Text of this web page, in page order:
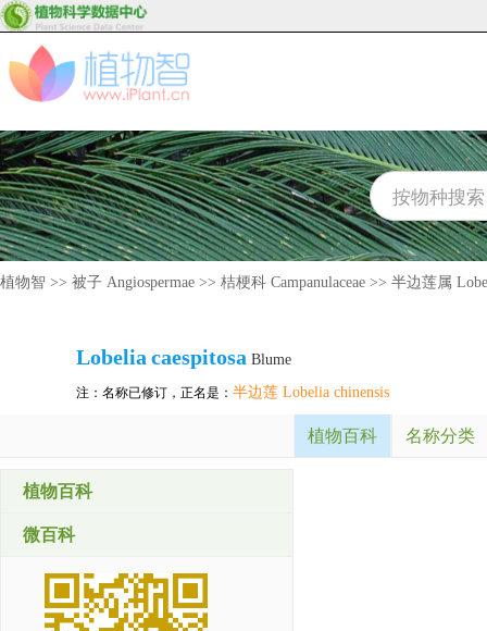
植物智 >> 被子 Angiospermae >> 桔梗科 Campanulaceae >> 半边莲属
Lobelia caespitosa Blume
注：名称已修订，正名是： 半边莲 Lobelia chinensis
植物百科 名称分类
植物百科
微百科